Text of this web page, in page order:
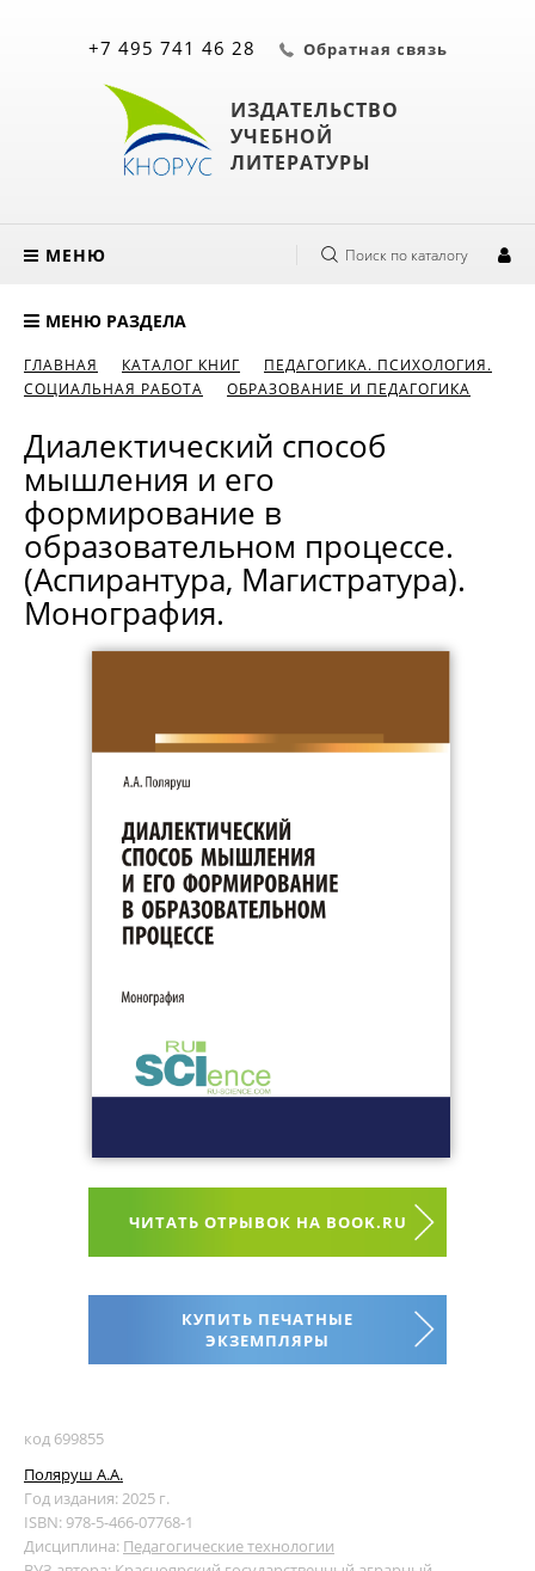
ИЗДАТЕЛЬСТВО
УЧЕБНОЙ
ЛИТЕРАТУРЫ
+7 495 741 46 28 Обратная связь
МЕНЮ Поиск по каталогу
МЕНЮ РАЗДЕЛА
ГЛАВНАЯ КАТАЛОГ КНИГ
ПЕДАГОГИКА. ПСИХОЛОГИЯ.
СОЦИАЛЬНАЯ РАБОТА
ОБРАЗОВАНИЕ И ПЕДАГОГИКА
Диалектический способ
мышления и его
формирование в
образовательном процессе.
(Аспирантура, Магистратура).
Монография.
ЧИТАТЬ ОТРЫВОК НА BOOK.RU
КУПИТЬ ПЕЧАТНЫЕ
ЭКЗЕМПЛЯРЫ
код 699855
Поляруш А.А.
Год издания: 2025 г.
ISBN: 978-5-466-07768-1
Дисциплина: Педагогические технологии